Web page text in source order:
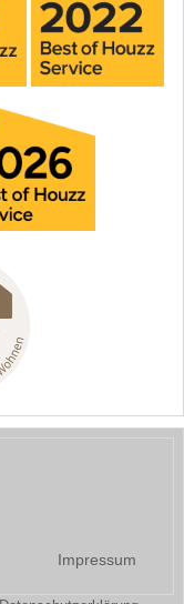
Impressum